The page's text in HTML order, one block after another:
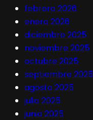
febrero 2026
enero 2026
diciembre 2025
noviembre 2025
octubre 2025
septiembre 2025
agosto 2025
julio 2025
junio 2025